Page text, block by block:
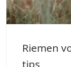
Riemen
tips